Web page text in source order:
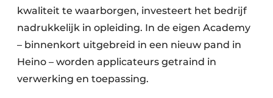
kwaliteit te waarborgen, investeert het bedrijf
nadrukkelijk in opleiding. In de eigen Academy
– binnenkort uitgebreid in een nieuw pand in
Heino – worden applicateurs getraind in
verwerking en toepassing.